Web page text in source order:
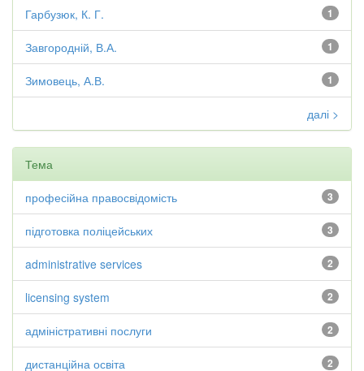
1
Гарбузюк, К. Г.
1
Завгородній, В.А.
1
Зимовець, А.В.
далі >
Тема
3
професійна правосвідомість
3
підготовка поліцейських
2
administrative services
2
licensing system
2
адміністративні послуги
2
дистанційна освіта